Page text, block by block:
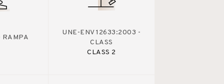
RAMPA
UNE-ENV 12633:2003 -
CLASS
CLASS 2